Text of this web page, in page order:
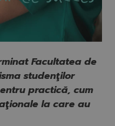
Facultatea de
studenţilor
practică, cum
la care au